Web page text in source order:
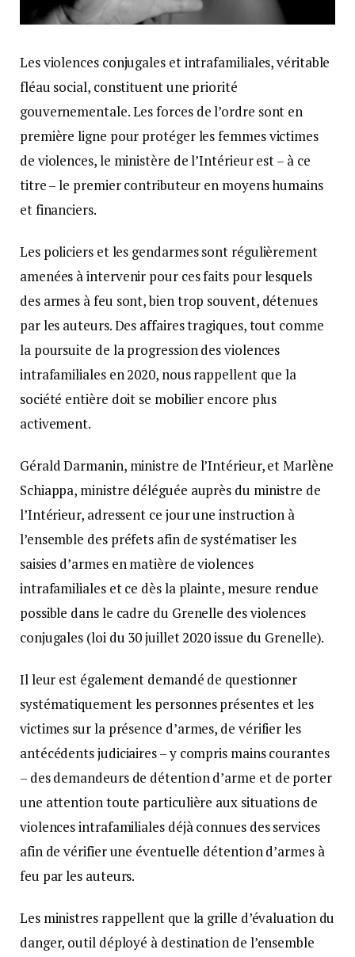
Les violences conjugales et intrafamiliales, véritable
fléau social, constituent une priorité
gouvernementale. Les forces de l’ordre sont en
première ligne pour protéger les femmes victimes
de violences, le ministère de l’Intérieur est – à ce
titre – le premier contributeur en moyens humains
et financiers.
Les policiers et les gendarmes sont régulièrement
amenées à intervenir pour ces faits pour lesquels
des armes à feu sont, bien trop souvent, détenues
par les auteurs. Des affaires tragiques, tout comme
la poursuite de la progression des violences
intrafamiliales en 2020, nous rappellent que la
société entière doit se mobilier encore plus
activement.
Gérald Darmanin, ministre de l’Intérieur, et Marlène
Schiappa, ministre déléguée auprès du ministre de
l’Intérieur, adressent ce jour une instruction à
l’ensemble des préfets afin de systématiser les
saisies d’armes en matière de violences
intrafamiliales et ce dès la plainte, mesure rendue
possible dans le cadre du Grenelle des violences
conjugales (loi du 30 juillet 2020 issue du Grenelle).
Il leur est également demandé de questionner
systématiquement les personnes présentes et les
victimes sur la présence d’armes, de vérifier les
antécédents judiciaires – y compris mains courantes
– des demandeurs de détention d’arme et de porter
une attention toute particulière aux situations de
violences intrafamiliales déjà connues des services
afin de vérifier une éventuelle détention d’armes à
feu par les auteurs.
Les ministres rappellent que la grille d’évaluation du
danger, outil déployé à destination de l’ensemble